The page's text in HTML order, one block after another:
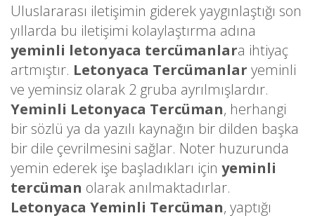
Uluslararası iletişimin giderek yaygınlaştığı son
yıllarda bu iletişimi kolaylaştırma adına
yeminli letonyaca tercümanlara ihtiyaç
artmıştır. Letonyaca Tercümanlar yeminli
ve yeminsiz olarak 2 gruba ayrılmışlardır.
Yeminli Letonyaca Tercüman, herhangi
bir sözlü ya da yazılı kaynağın bir dilden başka
bir dile çevrilmesini sağlar. Noter huzurunda
yemin ederek işe başladıkları için yeminli
tercüman olarak anılmaktadırlar.
Letonyaca Yeminli Tercüman, yaptığı